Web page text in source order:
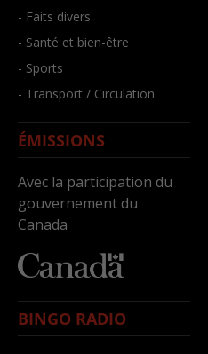
- Faits divers
- Santé et bien-être
- Sports
- Transport / Circulation
ÉMISSIONS
Avec la participation du
gouvernement du
Canada
BINGO RADIO